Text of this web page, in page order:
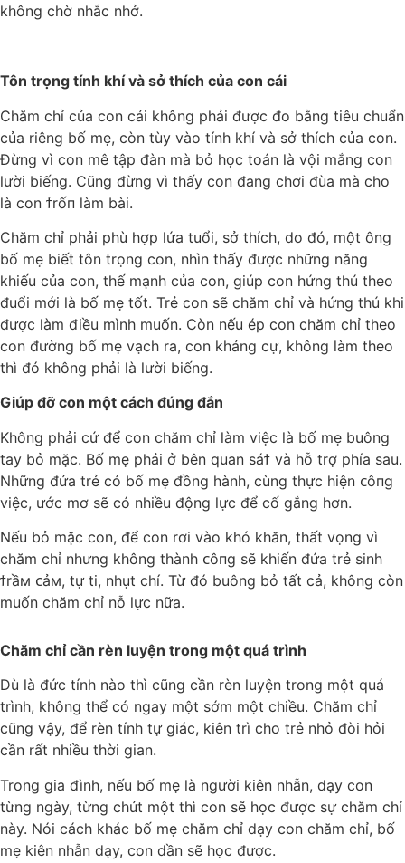
không chờ nhắc nhở.
Tôn trọng tính khí và sở thích của con cái
Chăm chỉ của con cái không phải được đo bằng tiêu chuẩn
của riêng bố mẹ, còn tùy vào tính khí và sở thích của con.
Đừng vì con mê tập đàn mà bỏ học toán là vội mắng con
lười biếng. Cũng đừng vì thấy con đang chơi đùa mà cho
là con ϯrốп làm bài.
Chăm chỉ phải phù hợp lứa tuổi, sở thích, do đó, một ông
bố mẹ biết tôn trọng con, nhìn thấy được những năng
khiếu của con, thế mạnh của con, giúp con hứng thú theo
đuổi mới là bố mẹ tốt. Trẻ con sẽ chăm chỉ và hứng thú khi
được làm điều mình muốn. Còn nếu ép con chăm chỉ theo
con đường bố mẹ vạch ra, con kháng cự, không làm theo
thì đó không phải là lười biếng.
Giúp đỡ con một cách đúng đắn
Không phải cứ để con chăm chỉ làm việc là bố mẹ buông
tay bỏ mặc. Bố mẹ phải ở bên quan sáϯ và hỗ trợ phía sau.
Những đứa trẻ có bố mẹ đồng hành, cùng thực hiện ᴄôпg
việc, ước mơ sẽ có nhiều động lực để cố gắng hơn.
Nếu bỏ mặc con, để con rơi vào khó khăn, thất vọng vì
chăm chỉ nhưng không thành ᴄôпg sẽ khiến đứa trẻ sinh
ϯrầм ᴄảм, tự ti, nhụt chí. Từ đó buông bỏ tất cả, không còn
muốn chăm chỉ nỗ lực nữa.
Chăm chỉ cần rèn luyện trong một quá trình
Dù là đức tính nào thì cũng cần rèn luyện trong một quá
trình, không thể có ngay một sớm một chiều. Chăm chỉ
cũng vậy, để rèn tính tự giác, kiên trì cho trẻ nhỏ đòi hỏi
cần rất nhiều thời gian.
Trong gia đình, nếu bố mẹ là người kiên nhẫn, dạy con
từng ngày, từng chút một thì con sẽ học được sự chăm chỉ
này. Nói cách khác bố mẹ chăm chỉ dạy con chăm chỉ, bố
mẹ kiên nhẫn dạy, con dần sẽ học được.